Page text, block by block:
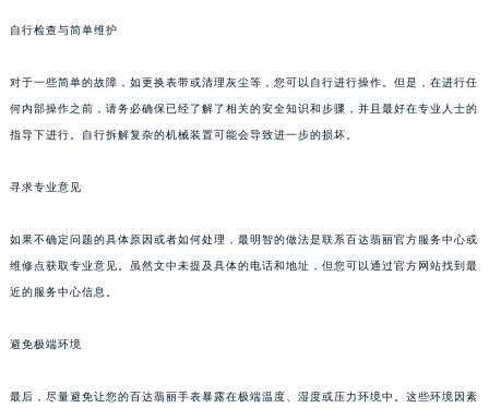
自行检查与简单维护
对于一些简单的故障，如更换表带或清理灰尘等，您可以自行进行操作。但是，在进行任
何内部操作之前，请务必确保已经了解了相关的安全知识和步骤，并且最好在专业人士的
指导下进行。自行拆解复杂的机械装置可能会导致进一步的损坏。
寻求专业意见
如果不确定问题的具体原因或者如何处理，最明智的做法是联系百达翡丽官方服务中心或
维修点获取专业意见。虽然文中未提及具体的电话和地址，但您可以通过官方网站找到最
近的服务中心信息。
避免极端环境
最后，尽量避免让您的百达翡丽手表暴露在极端温度、湿度或压力环境中。这些环境因素